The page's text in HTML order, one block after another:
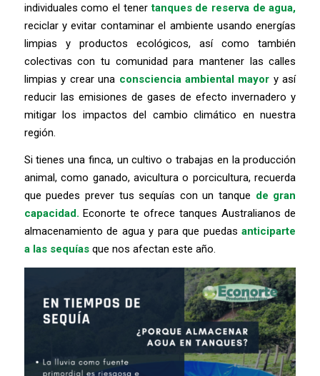
individuales como el tenertanques de reserva de agua,
reciclar y evitar contaminar el ambiente usando energías
limpias y productos ecológicos, así como también
colectivas con tu comunidad para mantener las calles
limpias y crear una consciencia ambiental mayor y así
reducir las emisiones de gases de efecto invernadero y
mitigar los impactos del cambio climático en nuestra
región.
Si tienes una finca, un cultivo o trabajas en la producción
animal, como ganado, avicultura o porcicultura, recuerda
que puedes prever tus sequías con un tanque de gran
capacidad.Econorte te ofrece tanques Australianos de
almacenamiento de agua y para que puedasanticiparte
a las sequíasque nos afectan este año.